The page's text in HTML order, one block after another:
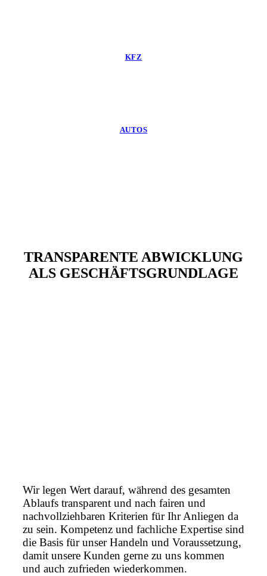
KFZ
AUTOS
TRANSPARENTE ABWICKLUNG
ALS GESCHÄFTSGRUNDLAGE
Wir legen Wert darauf, während des gesamten
Ablaufs transparent und nach fairen und
nachvollziehbaren Kriterien für Ihr Anliegen da
zu sein. Kompetenz und fachliche Expertise sind
die Basis für unser Handeln und Voraussetzung,
damit unsere Kunden gerne zu uns kommen
und auch zufrieden wiederkommen.